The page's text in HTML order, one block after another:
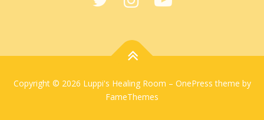
Copyright © 2026 Luppi's Healing Room – OnePress theme by
FameThemes